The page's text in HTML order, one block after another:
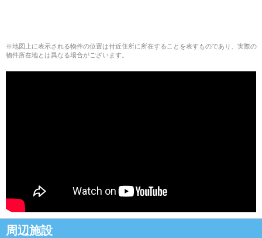
※地図上に表示される物件の位置は付近住所に所在することを表すものであり、実際の
物件所在地とは異なる場合がございます。
周辺施設